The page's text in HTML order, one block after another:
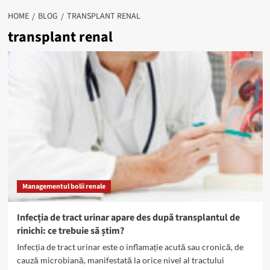
HOME BLOG TRANSPLANT RENAL
transplant renal
Managementul bolii renale
Infecția de tract urinar apare des după transplantul de
rinichi: ce trebuie să știm?
Infecția de tract urinar este o inflamație acută sau cronică, de
cauză microbiană, manifestată la orice nivel al tractului